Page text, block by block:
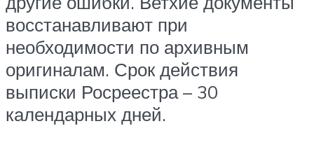
восстанавливают при
необходимости по архивным
оригиналам. Срок действия
выписки Росреестра – 30
календарных дней.